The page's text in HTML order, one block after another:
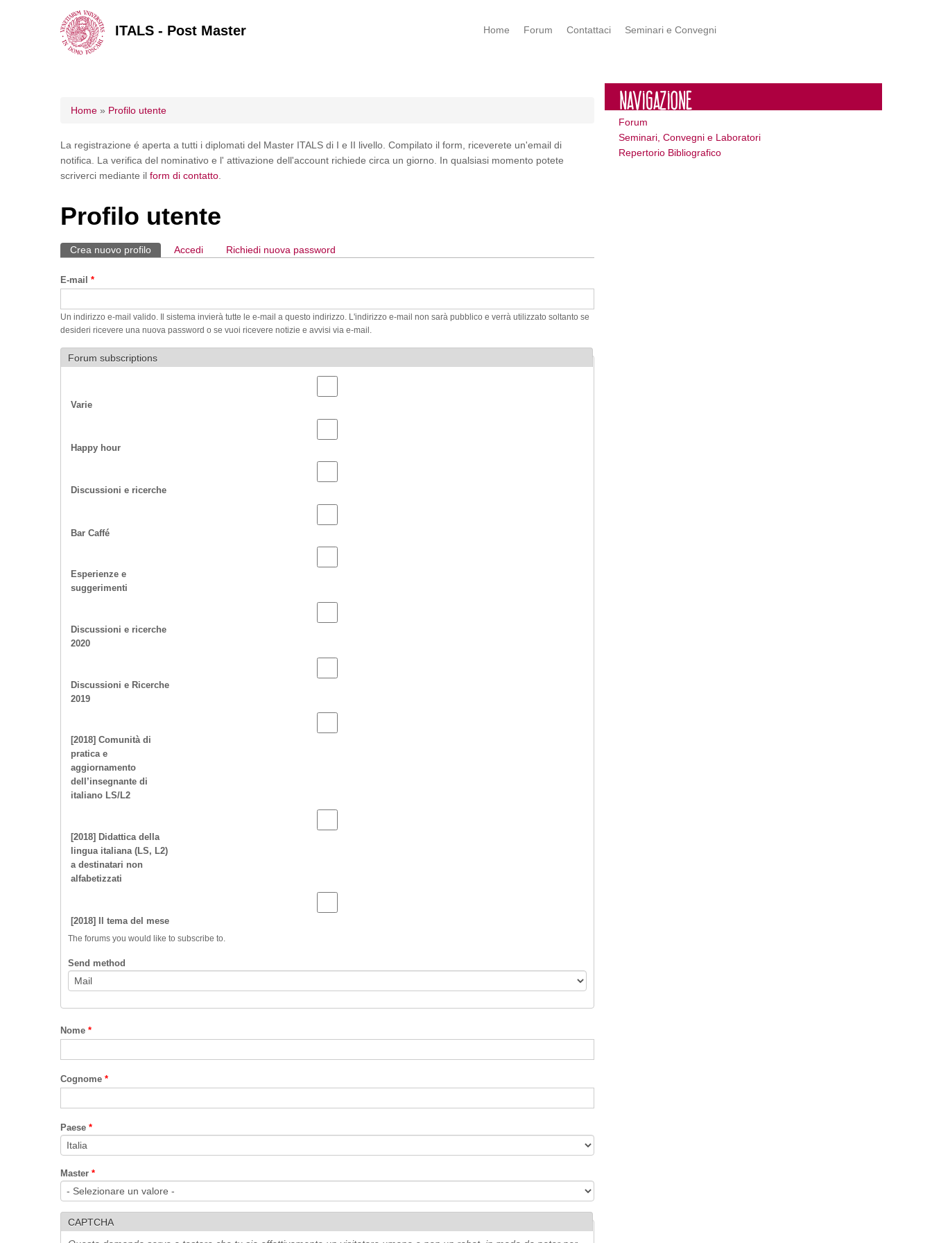
ITALS - Post Master Home Forum Contattaci Seminari e Convegni
Tu sei qui
Home » Profilo utente
La registrazione é aperta a tutti i diplomati del Master ITALS di I e II livello. Compilato il form, riceverete un'email di
notifica. La verifica del nominativo e l' attivazione dell'account richiede circa un giorno. In qualsiasi momento potete
scriverci mediante il form di contatto
Profilo utente
Schede primarie
Crea nuovo profilo (scheda attiva)
Accedi Richiedi nuova password
E-mail *
Un indirizzo e-mail valido. Il sistema invierà tutte le e-mail a questo indirizzo. L'indirizzo e-mail non sarà pubblico e verrà utilizzato soltanto se
desideri ricevere una nuova password o se vuoi ricevere notizie e avvisi via e-mail.
Forum subscriptions
Varie
Happy hour
Discussioni e ricerche
Bar Caffé
Esperienze e
suggerimenti
Discussioni e ricerche
2020
Discussioni e Ricerche
2019
[2018] Comunità di
pratica e
aggiornamento
dell’insegnante di
italiano LS/L2
[2018] Didattica della
lingua italiana (LS, L2)
a destinatari non
alfabetizzati
[2018] Il tema del mese
The forums you would like to subscribe to.
Send method
Nome *
Cognome *
Paese *
Master *
CAPTCHA
Navigazione
Forum
Seminari, Convegni e Laboratori
Repertorio Bibliografico